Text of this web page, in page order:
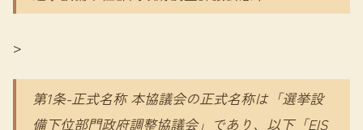
>
第1条-正式名称 本協議会の正式名称は「選挙設
備下位部門政府調整協議会」であり、以下「EIS